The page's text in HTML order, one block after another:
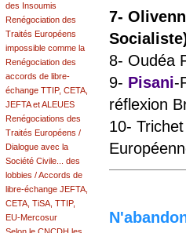
7-
8- Oudéa
9- Pisani-
réflexion
10-
des Insoumis
Renégociation des
Traités Européens
impossible comme la
Renégociation des
accords de libre-
échange TTIP, CETA,
JEFTA et ALEUES
Renégociations des
Traités Européens /
Dialogue avec la
Société Civile... des
lobbies / Accords de
libre-échange JEFTA,
CETA, TiSA, TTIP,
EU-Mercosur